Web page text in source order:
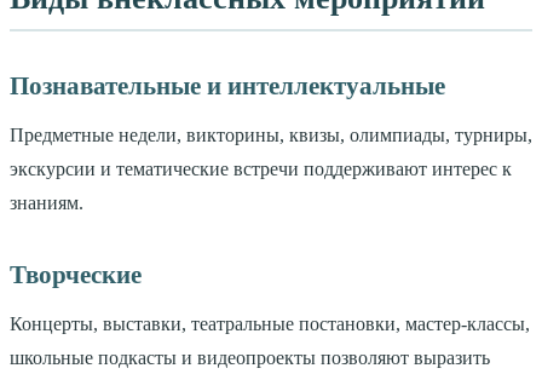
Познавательные и интеллектуальные
Предметные недели, викторины, квизы, олимпиады, турниры,
экскурсии и тематические встречи поддерживают интерес к
знаниям.
Творческие
Концерты, выставки, театральные постановки, мастер-классы,
школьные подкасты и видеопроекты позволяют выразить